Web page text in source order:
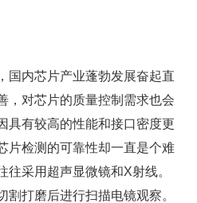
国内芯片产业蓬勃发展奋起直
，对芯片的质量控制需求也会
具有较高的性能和接口密度更
片检测的可靠性却一直是个难
采用超声显微镜和X射线。
打磨后进行扫描电镜观察。